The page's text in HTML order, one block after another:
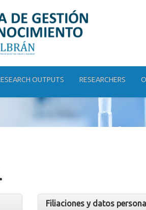
OUTPUTS RESEARCHERS
Filiaciones y datos